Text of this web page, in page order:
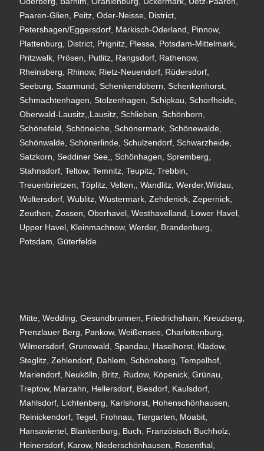
Paaren-Glien, Peitz, Oder-Neisse, District,
Petershagen/Eggersdorf, Märkisch-Oderland, Pinnow,
Plattenburg, District, Prignitz, Plessa, Potsdam-Mittelmark,
Pritzwalk, Prösen, Putlitz, Rangsdorf, Rathenow,
Rheinsberg, Rhinow, Rietz-Neuendorf, Rüdersdorf,
Seeburg, Saarmund, Schenkendöbern, Schenkenhorst,
Schmachtenhagen, Stolzenhagen, Schipkau, Schorfheide,
Oberwald-Lausitz,,Lausitz, Schlieben, Schönborn,
Schönefeld, Schöneiche, Schönermark, Schönewalde,
Schönwalde, Schönerlinde, Schulzendorf, Schwarzheide,
Satzkorn, Seddiner See,, Schönhagen, Spremberg,
Stahnsdorf, Teltow, Temnitz, Teupitz, Trebbin,
Treuenbrietzen, Töplitz, Velten,, Wandlitz, Werder,Wildau,
Woltersdorf, Wublitz, Wustermark, Zehdenick, Zepernick,
Zeuthen, Zossen, Oberhavel, Westhavelland, Lower Havel,
Upper Havel, Kleinmachnow, Werder, Brandenburg,
Potsdam, Güterfelde
Mitte, Wedding, Gesundbrunnen, Friedrichshain, Kreuzberg,
Prenzlauer Berg, Pankow, Weißensee, Charlottenburg,
Wilmersdorf, Grunewald, Spandau, Haselhorst, Kladow,
Steglitz, Zehlendorf, Dahlem, Schöneberg, Tempelhof,
Mariendorf, Neukölln, Britz, Rudow, Köpenick, Grünau,
Treptow, Marzahn, Hellersdorf, Biesdorf, Kaulsdorf,
Mahlsdorf, Lichtenberg, Karlshorst, Hohenschönhausen,
Reinickendorf, Tegel, Frohnau, Tiergarten, Moabit,
Hansaviertel, Blankenburg, Buch, Französisch Buchholz,
Heinersdorf, Karow, Niederschönhausen, Rosenthal,